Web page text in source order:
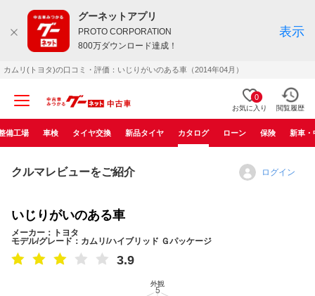
グーネットアプリ
PROTO CORPORATION
800万ダウンロード達成！
表示
カムリ(トヨタ)の口コミ・評価：いじりがいのある車（2014年04月）
0
お気に入り 閲覧履歴
備工場 車検 タイヤ交換 新品タイヤ カタログ ローン 保険 新車・
クルマレビューをご紹介 ログイン
いじりがいのある車
メーカー：トヨタ
モデル/グレード：カムリ/ハイブリッド Ｇパッケージ
3.9